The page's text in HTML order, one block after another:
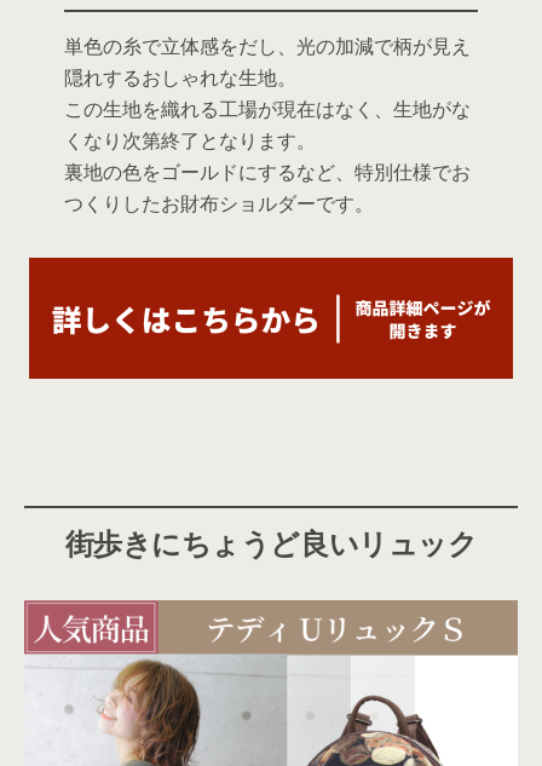
単色の糸で立体感をだし、光の加減で柄が見え
隠れするおしゃれな生地。
この生地を織れる工場が現在はなく、生地がな
くなり次第終了となります。
裏地の色をゴールドにするなど、特別仕様でお
つくりしたお財布ショルダーです。
街歩きにちょうど良いリュック